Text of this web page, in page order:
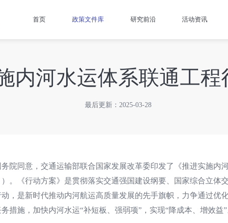
首页 政策文件库 研究前沿 活动资讯
内河水运体系联通工程
最后更新：2025-03-28
院同意，交通运输部联合国家发展改革委印发了《推进实施内
。《行动方案》是贯彻落实交通强国建设纲要、国家综合立体
动，是新时代推动内河航运高质量发展的先手旗帜，力争通过优
措施，加快内河水运“补短板、强弱项”，实现“降成本、增效益